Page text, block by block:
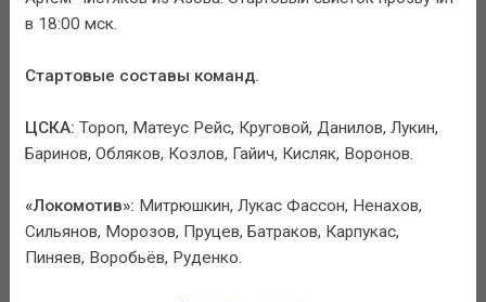
в 18:00 мск.
Стартовые составы команд.
ЦСКА: Тороп, Матеус Рейс, Круговой, Данилов, Лукин,
Баринов, Обляков, Козлов, Гайич, Кисляк, Воронов.
«Локомотив»: Митрюшкин, Лукас Фассон, Ненахов,
Сильянов, Морозов, Пруцев, Батраков, Карпукас,
Пиняев, Воробьёв, Руденко.